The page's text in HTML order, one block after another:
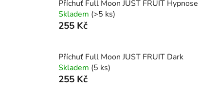
Příchuť Full Moon JUST FRUIT Hypnose
Skladem (>5 ks)
255 Kč
Příchuť Full Moon JUST FRUIT Dark
Skladem (5 ks)
255 Kč